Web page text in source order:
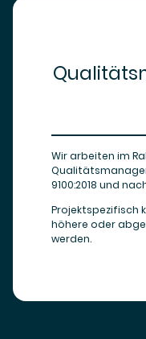
Wir arbeiten im
9100:2018 und
Projektspezifisch
höhere oder
werden.